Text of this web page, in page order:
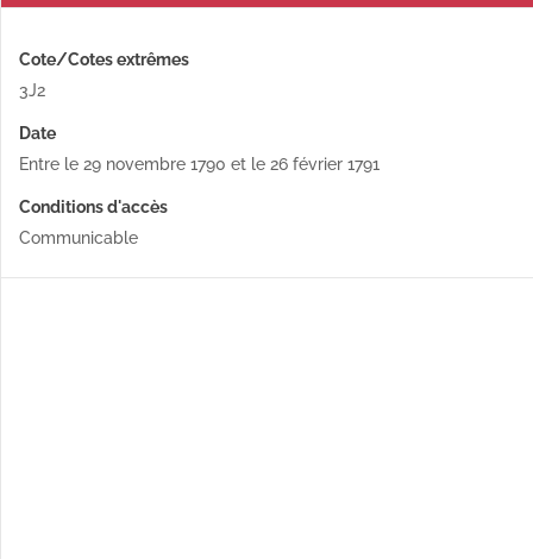
Cote/Cotes extrêmes
3J2
Date
Entre le 29 novembre 1790 et le 26 février 1791
Conditions d'accès
Communicable